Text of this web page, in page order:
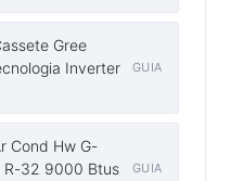
Gree
Inverter
GUIA
Cond Hw G-
R-32 9000 Btus
GUIA